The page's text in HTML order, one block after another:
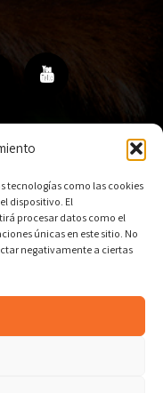
tecnologías como las cookies
dispositivo. El
procesar datos como el
únicas en este sitio. No
negativamente a ciertas
de Privacidad
Reserved. by